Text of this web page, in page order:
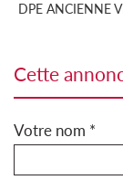
DPE ANCIENNE
cette
Votre nom *